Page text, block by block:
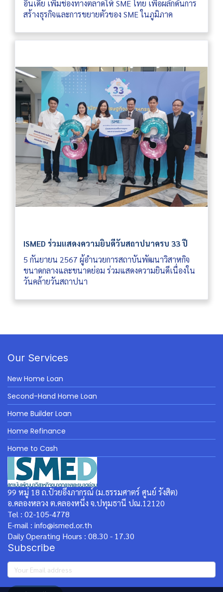
อินเดีย เพิ่มช่องทางตลาดให้ SME ไทย เพื่อผลักดันการ
สร้างธุรกิจและการขยายตัวของ SME ในภูมิภาค
ISMED ร่วมแสดงความยินดีวันสถาปนาครบ 33 ปี
5 กันยายน 2567 ผู้อำนวยการสถาบันพัฒนาวิสาหกิจ
ขนาดกลางและขนาดย่อม ร่วมแสดงความยินดีเนื่องใน
วันคล้ายวันสถาปนา
Our Services
New Home Loan
Second-Hand Home Loan
Home Builder Loan
Home Refinance
Home to Cash
99 หมู่ 18 ถ.ป๋วยอึ๊งภากรณ์ (ม.ธรรมศาตร์ ศูนย์ รังสิต)
อ.คลองหลวง ต.คลองหนึ่ง จ.ปทุมธานี ปณ.12120
Tel : 02-105-4778
E-mail : info@ismed.or.th
Daily Operating Hours : 08.30 - 17.30
Subscribe